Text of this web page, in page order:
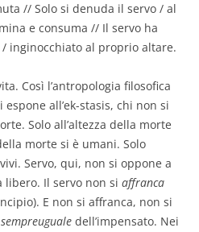
// Solo si denuda il servo / al
e consuma // Il servo ha
inginocchiato al proprio altare.
Così l’antropologia filosofica
all’ek-stasis, chi non si
Solo all’altezza della morte
morte si è umani. Solo
Servo, qui, non si oppone a
libero. Il servo non si affranca
E non si affranca, non si
sempreuguale dell’impensato. Nei